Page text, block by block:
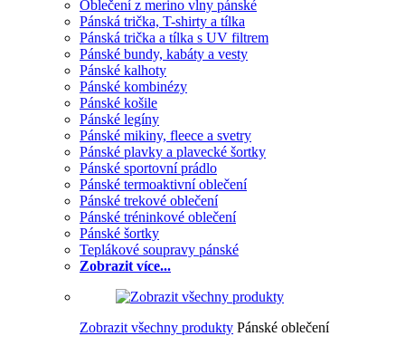
Oblečení z merino vlny pánské
Pánská trička, T-shirty a tílka
Pánská trička a tílka s UV filtrem
Pánské bundy, kabáty a vesty
Pánské kalhoty
Pánské kombinézy
Pánské košile
Pánské legíny
Pánské mikiny, fleece a svetry
Pánské plavky a plavecké šortky
Pánské sportovní prádlo
Pánské termoaktivní oblečení
Pánské trekové oblečení
Pánské tréninkové oblečení
Pánské šortky
Teplákové soupravy pánské
Zobrazit více...
Zobrazit všechny produkty Pánské oblečení